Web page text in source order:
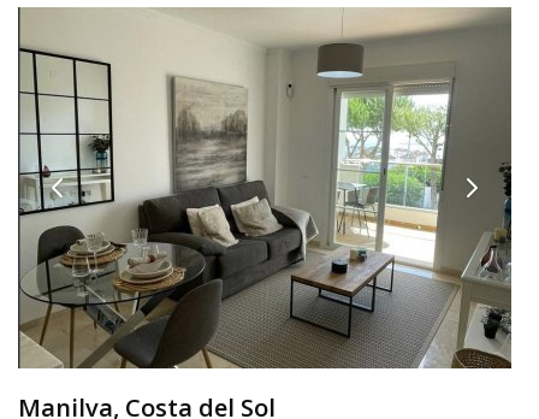
Manilva, Costa del Sol